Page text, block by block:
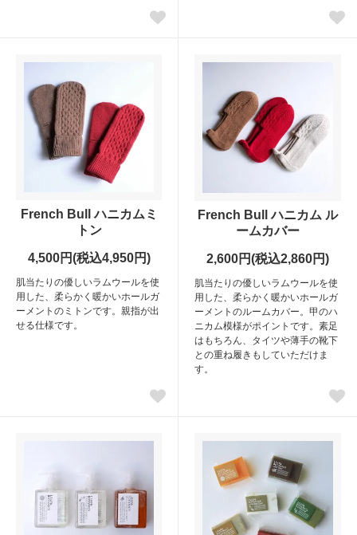
French Bull ハニカムミ
トン
4,500円(税込4,950円)
肌当たりの優しいラムウールを使
用した、柔らかく暖かいホールガ
ーメントのミトンです。親指が出
せる仕様です。
French Bull ハニカム ル
ームカバー
2,600円(税込2,860円)
肌当たりの優しいラムウールを使
用した、柔らかく暖かいホールガ
ーメントのルームカバー。甲のハ
ニカム模様がポイントです。素足
はもちろん、タイツや薄手の靴下
との重ね履きもしていただけま
す。